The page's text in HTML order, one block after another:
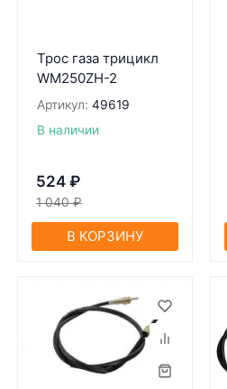
Трос газа трицикл
WM250ZH-2
Артикул: 49619
В наличии
524 ₽
1 040 ₽
В КОРЗИНУ